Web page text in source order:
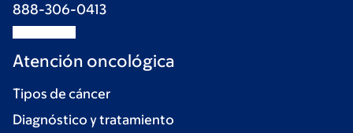
888-306-0413
Atención oncológica
Tipos de cáncer
Diagnóstico y tratamiento